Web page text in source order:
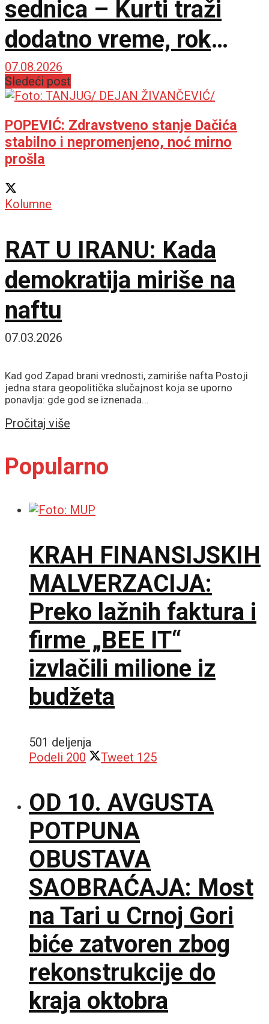
sednica – Kurti traži
dodatno vreme, rok
Ustavnog suda ističe
sutra
07.08.2026
Sledeći post
POPEVIĆ: Zdravstveno stanje Dačića
stabilno i nepromenjeno, noć mirno
prošla
Kolumne
RAT U IRANU: Kada
demokratija miriše na
naftu
07.03.2026
Kad god Zapad brani vrednosti, zamiriše nafta Postoji
jedna stara geopolitička slučajnost koja se uporno
ponavlja: gde god se iznenada...
Pročitaj više
Popularno
KRAH FINANSIJSKIH
MALVERZACIJA:
Preko lažnih faktura i
firme „BEE IT“
izvlačili milione iz
budžeta
501 deljenja
Podeli 200 Tweet 125
OD 10. AVGUSTA
POTPUNA
OBUSTAVA
SAOBRAĆAJA: Most
na Tari u Crnoj Gori
biće zatvoren zbog
rekonstrukcije do
kraja oktobra